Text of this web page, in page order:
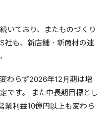
いており、またものづくり
社も、新店舗・新商材の連
わらず2026年12月期は増
です。 また中長期目標とし
利益10億円以上も変わら